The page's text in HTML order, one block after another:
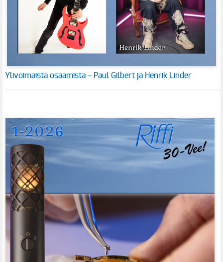
Ylivoimaista osaamista – Paul Gilbert ja Henrik Linder